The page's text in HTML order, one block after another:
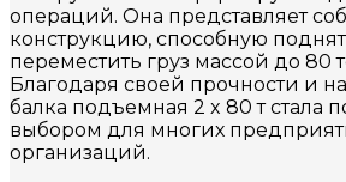
операций. Она представляет
конструкцию, способную
переместить груз массой до 80
Благодаря своей прочности и
балка подъемная 2 x 80 т стала
выбором для многих
организаций.